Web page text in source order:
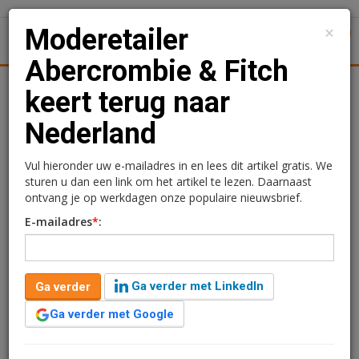
Kantoren
Moderetailer
Abercrombie & Fitch
keert terug naar
Nederland
Redactie
9 maart 2026 om 11:11
1 minuut leestijd
De Amerikaanse moderetailer Abercrombie & Fitch
×
Moderetailer
Abercrombie & Fitch
keert terug naar
Nederland
Vul hieronder uw e-mailadres in en lees dit artikel gratis. We
sturen u dan een link om het artikel te lezen. Daarnaast
ontvang je op werkdagen onze populaire nieuwsbrief.
E-mailadres*:
Ga verder
Ga verder met LinkedIn
Ga verder met Google